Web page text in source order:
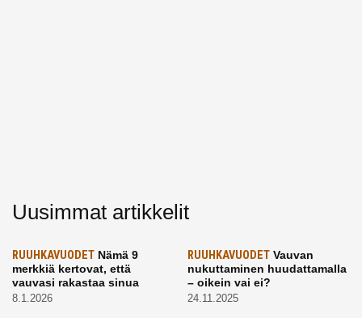
Uusimmat artikkelit
RUUHKAVUODET Nämä 9
merkkiä kertovat, että
vauvasi rakastaa sinua
8.1.2026
RUUHKAVUODETVauvan
nukuttaminen huudattamalla
– oikein vai ei?
24.11.2025